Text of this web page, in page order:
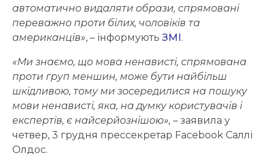
автоматично видаляти образи, спрямовані
переважно проти білих, чоловіків та
американців», – інформують ЗМІ.
«Ми знаємо, що мова ненависті, спрямована
проти груп меншин, може бути найбільш
шкідливою, тому ми зосередилися на пошуку
мови ненависті, яка, на думку користувачів і
експертів, є найсерйознішою», – заявила у
четвер, 3 грудня прессекретар Facebook Саллі
Олдос.